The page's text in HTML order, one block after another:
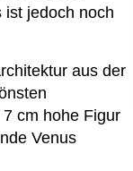
ist jedoch noch
aus der
cm hohe Figur
Venus